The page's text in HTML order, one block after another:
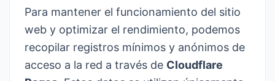
Para mantener el funcionamiento del sitio
web y optimizar el rendimiento, podemos
recopilar registros mínimos y anónimos de
acceso a la red a través de Cloudflare